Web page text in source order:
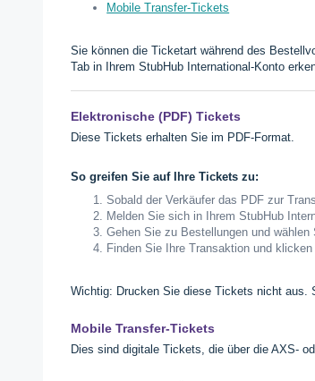
Mobile Transfer-Tickets
Sie können die Ticketart während des
Tab in Ihrem StubHub International-Konto
Elektronische (PDF) Tickets
Diese Tickets erhalten Sie im PDF-Format.
So greifen Sie auf Ihre Tickets zu:
Sobald der Verkäufer das PDF zur
Melden Sie sich in Ihrem StubHub
Gehen Sie zu Bestellungen und wählen
Finden Sie Ihre Transaktion und
Wichtig: Drucken Sie diese Tickets nicht aus.
Mobile Transfer-Tickets
Dies sind digitale Tickets, die über die AXS-